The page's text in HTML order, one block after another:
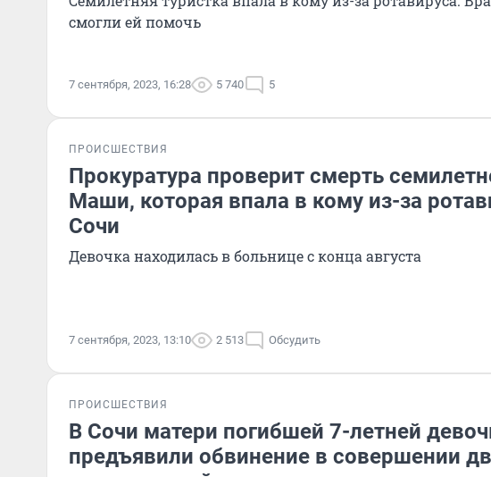
смогли ей помочь
7 сентября, 2023, 16:28 5 740 5
ПРОИСШЕСТВИЯ
Прокуратура проверит смерть
Маши, которая впала в кому из-за
Сочи
Девочка находилась в больнице с конца августа
7 сентября, 2023, 13:10 2 513 Обсудить
ПРОИСШЕСТВИЯ
В Сочи матери погибшей 7-летней
предъявили обвинение в совершении